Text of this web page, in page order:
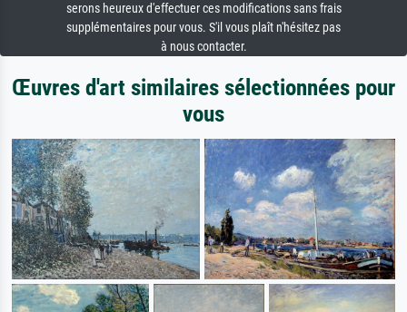
serons heureux d'effectuer ces modifications sans frais
supplémentaires pour vous. S'il vous plaît n'hésitez pas
à nous contacter.
Œuvres d'art similaires sélectionnées pour
vous